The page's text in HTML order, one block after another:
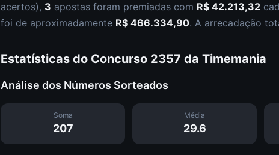
acertos), 3 apostas foram premiadas com R$ 42.213,32
foi de aproximadamente R$ 466.334,90. A arrecadação
Estatísticas do Concurso 2357 da Timemania
Análise dos Números Sorteados
Soma
207
Média
29.6